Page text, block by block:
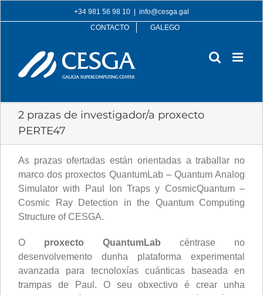
to
+34 981 56 98 10
info@cesga.gal
CONTACTO
GALEGO
2 prazas de investigador/a proxecto
PERTE47
As prazas ofertadas están orientadas a traballar no
marco dos proxectos QuantumLab – Quantum Analog
Simulator with Paul Ion Traps y CosmicQuantum –
Cosmic Ray Detection in the Quantum Computing
Structure of CESGA.
O proxecto QuantumLab céntrase no
desenvolvemento dunha plataforma experimental
avanzada para tecnoloxías cuánticas baseada en
trampas de Paul. O seu obxectivo é crear unha